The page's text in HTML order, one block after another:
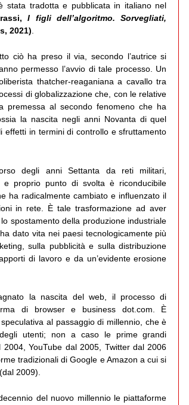
stata tradotta e pubblicata in italiano nel
I figli dell’algoritmo. Sorvegliati,
2021)
ciò ha preso il via, secondo l’autrice si
permesso l’avvio di tale processo. Un
thatcher-reaganiana a cavallo tra
di globalizzazione che, con le relative
premessa al secondo fenomeno che ha
la nascita negli anni Novanta di quel
effetti in termini di controllo e sfruttamento
degli anni Settanta da reti militari,
e proprio punto di svolta è riconducibile
ha radicalmente cambiato e influenzato il
in rete. È tale trasformazione ad aver
spostamento della produzione industriale
dato vita nei paesi tecnologicamente più
sulla pubblicità e sulla distribuzione
di lavoro e da un’evidente erosione
la nascita del web, il processo di
di browser e business dot.com. È
al passaggio di millennio, che è
utenti; non a caso le prime grandi
YouTube dal 2005, Twitter dal 2006
tradizionali di Google e Amazon a cui si
2009).
del nuovo millennio le piattaforme